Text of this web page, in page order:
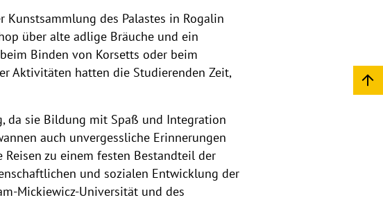
des Palastes in Rogalin
über alte adlige Bräuche und ein
Binden von Korsetts oder beim
Aktivitäten hatten die Studierenden Zeit,
da sie Bildung mit Spaß und Integration
auch unvergessliche Erinnerungen
zu einem festen Bestandteil der
und sozialen Entwicklung der
Mickiewicz-Universität und des